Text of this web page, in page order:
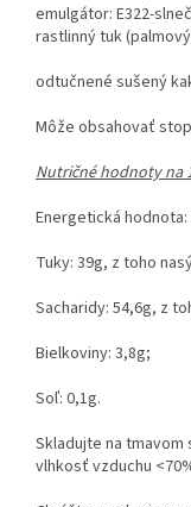
emulgátor: E322-
rastlinný tuk
odtučnené sušený
Môže obsahovať
Nutričné hodnoty na
Energetická
Tuky: 39g, z toho
Sacharidy: 54,6g, z
Bielkoviny: 3,8g;
Soľ: 0,1g.
Skladujte na tmavom
vlhkosť vzduchu